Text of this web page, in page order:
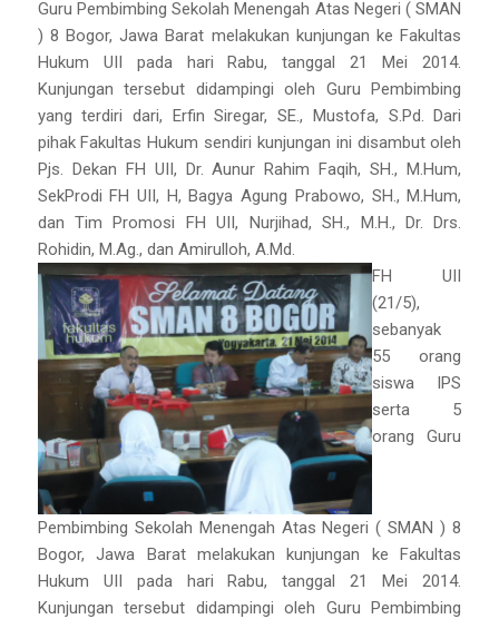
Guru Pembimbing Sekolah Menengah Atas Negeri ( SMAN
) 8 Bogor, Jawa Barat melakukan kunjungan ke Fakultas
Hukum UII pada hari Rabu, tanggal 21 Mei 2014.
Kunjungan tersebut didampingi oleh Guru Pembimbing
yang terdiri dari, Erfin Siregar, SE., Mustofa, S.Pd. Dari
pihak Fakultas Hukum sendiri kunjungan ini disambut oleh
Pjs. Dekan FH UII, Dr. Aunur Rahim Faqih, SH., M.Hum,
SekProdi FH UII, H, Bagya Agung Prabowo, SH., M.Hum,
dan Tim Promosi FH UII, Nurjihad, SH., M.H., Dr. Drs.
Rohidin, M.Ag., dan Amirulloh, A.Md.
FH UII
(21/5),
sebanyak
55 orang
siswa IPS
serta 5
orang Guru
Pembimbing Sekolah Menengah Atas Negeri ( SMAN ) 8
Bogor, Jawa Barat melakukan kunjungan ke Fakultas
Hukum UII pada hari Rabu, tanggal 21 Mei 2014.
Kunjungan tersebut didampingi oleh Guru Pembimbing